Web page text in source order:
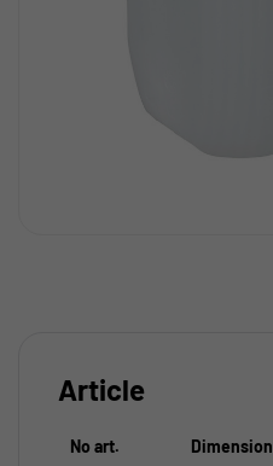
Article
No art. Dimension